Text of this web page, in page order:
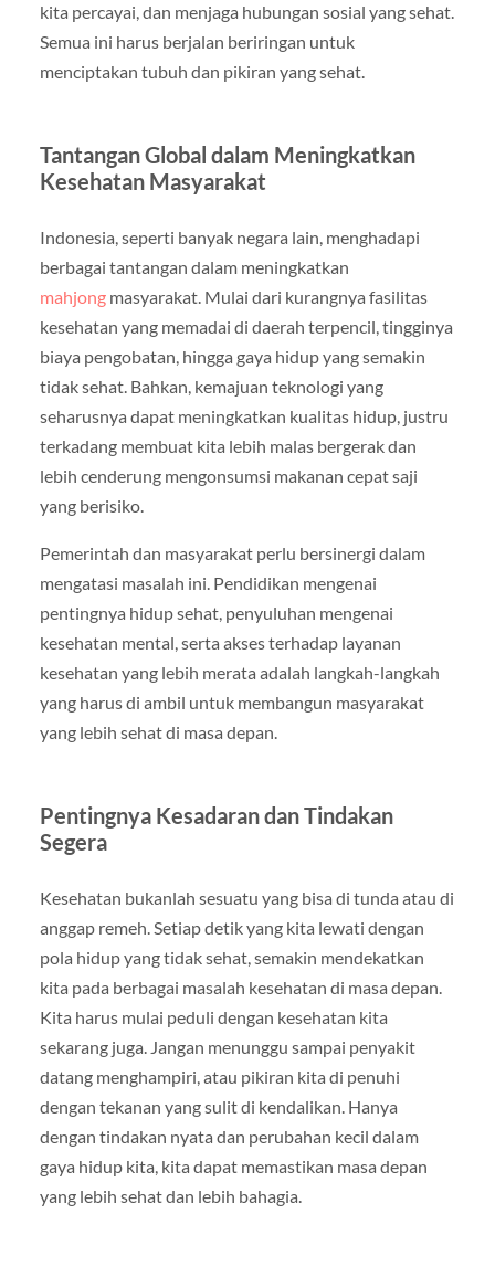
kita percayai, dan menjaga hubungan sosial yang sehat.
Semua ini harus berjalan beriringan untuk
menciptakan tubuh dan pikiran yang sehat.
Tantangan Global dalam Meningkatkan
Kesehatan Masyarakat
Indonesia, seperti banyak negara lain, menghadapi
berbagai tantangan dalam meningkatkan
mahjongmasyarakat. Mulai dari kurangnya fasilitas
kesehatan yang memadai di daerah terpencil, tingginya
biaya pengobatan, hingga gaya hidup yang semakin
tidak sehat. Bahkan, kemajuan teknologi yang
seharusnya dapat meningkatkan kualitas hidup, justru
terkadang membuat kita lebih malas bergerak dan
lebih cenderung mengonsumsi makanan cepat saji
yang berisiko.
Pemerintah dan masyarakat perlu bersinergi dalam
mengatasi masalah ini. Pendidikan mengenai
pentingnya hidup sehat, penyuluhan mengenai
kesehatan mental, serta akses terhadap layanan
kesehatan yang lebih merata adalah langkah-langkah
yang harus di ambil untuk membangun masyarakat
yang lebih sehat di masa depan.
Pentingnya Kesadaran dan Tindakan
Segera
Kesehatan bukanlah sesuatu yang bisa di tunda atau di
anggap remeh. Setiap detik yang kita lewati dengan
pola hidup yang tidak sehat, semakin mendekatkan
kita pada berbagai masalah kesehatan di masa depan.
Kita harus mulai peduli dengan kesehatan kita
sekarang juga. Jangan menunggu sampai penyakit
datang menghampiri, atau pikiran kita di penuhi
dengan tekanan yang sulit di kendalikan. Hanya
dengan tindakan nyata dan perubahan kecil dalam
gaya hidup kita, kita dapat memastikan masa depan
yang lebih sehat dan lebih bahagia.